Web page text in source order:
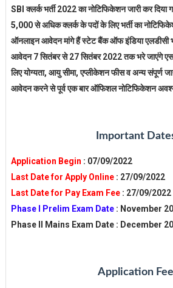
SBI क्लर्क भर्ती 2022 का नोटिफिकेशन जारी कर
5,000 से अधिक क्लर्क के पदों के लिए भर्ती का
ऑनलाइन आवेदन मांगे हैं स्टेट बैंक ऑफ इंडिया एलडीसी
आवेदन 7 सितंबर से 27 सितंबर 2022 तक भरे जाएंगे
लिए योग्यता, आयु सीमा, एप्लीकेशन फीस व अन्य संपूर्ण
आवेदन करने से पूर्व एक बार ऑफिशल नोटिफिकेशन
Important
Application Begin : 07/09/2022
Last Date for Apply Online: 27/09/2022
Last Date for Pay Exam Fee: 27/09/2022
Phase I Prelim Exam Date: November
Phase II Mains Exam Date : December
Application Fee